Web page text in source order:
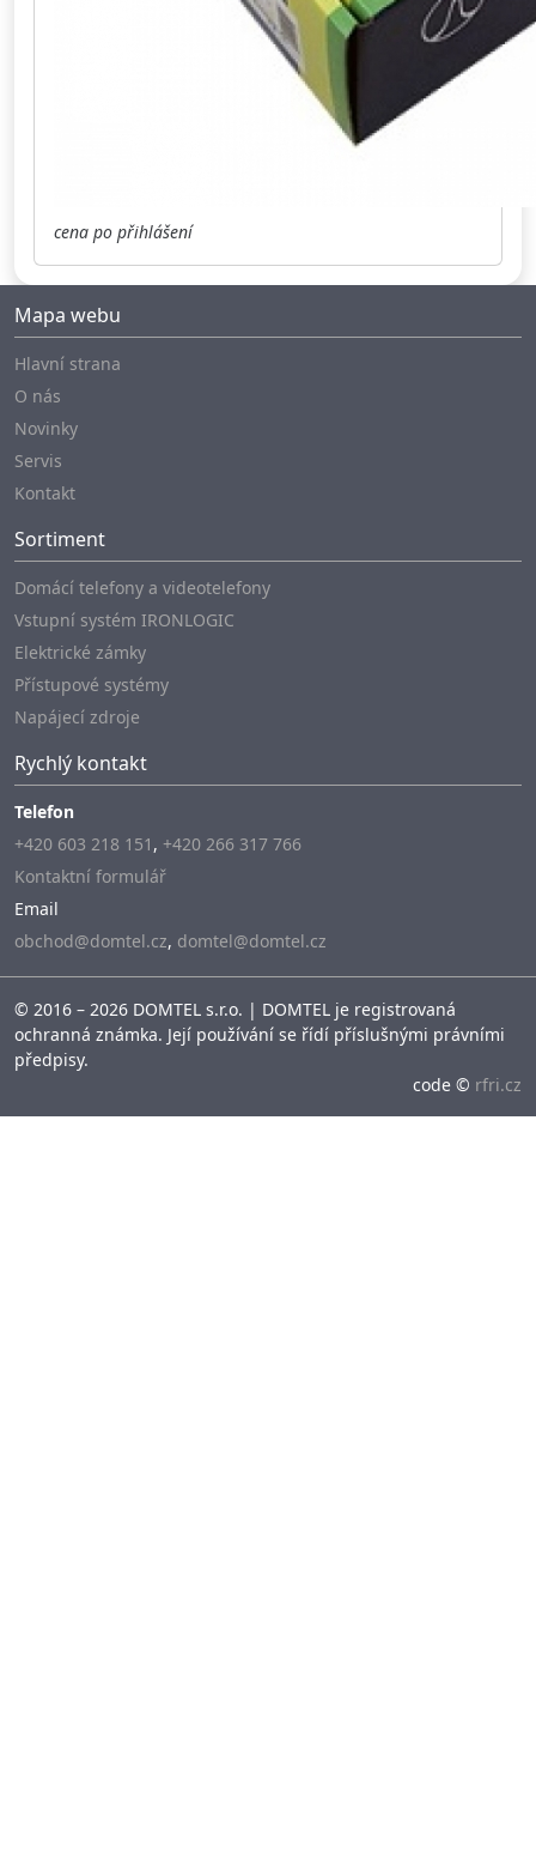
cena po přihlášení
Mapa webu
Hlavní strana
O nás
Novinky
Servis
Kontakt
Sortiment
Domácí telefony a videotelefony
Vstupní systém IRONLOGIC
Elektrické zámky
Přístupové systémy
Napájecí zdroje
Rychlý kontakt
Telefon
+420 603 218 151 , +420 266 317 766
Kontaktní formulář
Email
obchod@domtel.cz, domtel@domtel.cz
© 2016 – 2026 DOMTEL s.r.o. | DOMTEL je registrovaná
ochranná známka. Její používání se řídí příslušnými právními
předpisy.
code © rfri.cz